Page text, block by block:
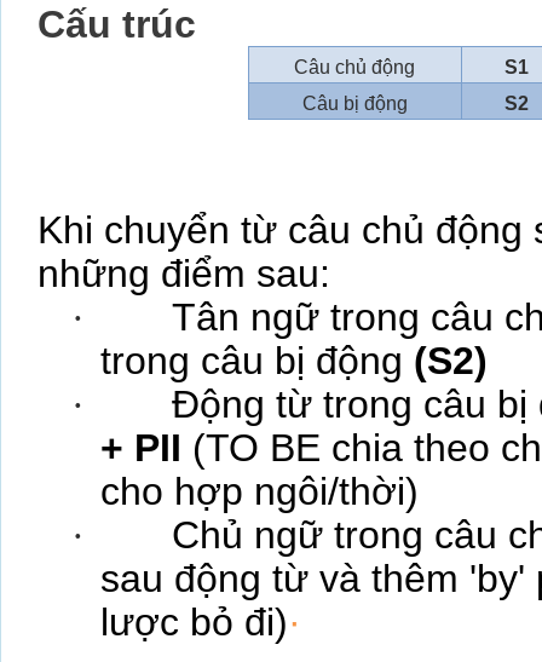
Cấu trúc
Câu chủ động
S1
Câu bị động
S2
Khi chuyển từ câu chủ động
những điểm sau:
· Tân ngữ trong câu
trong câu bị động (S2)
· Động từ trong câu
+ PII (TO BE chia theo
cho hợp ngôi/thời)
· Chủ ngữ trong câu
sau động từ và thêm
lược bỏ đi)·